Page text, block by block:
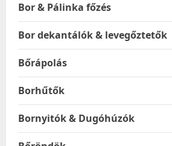
Bor & Pálinka főzés
Bor dekantálók & levegőztetők
Bőrápolás
Borhűtők
Bornyitók & Dugóhúzók